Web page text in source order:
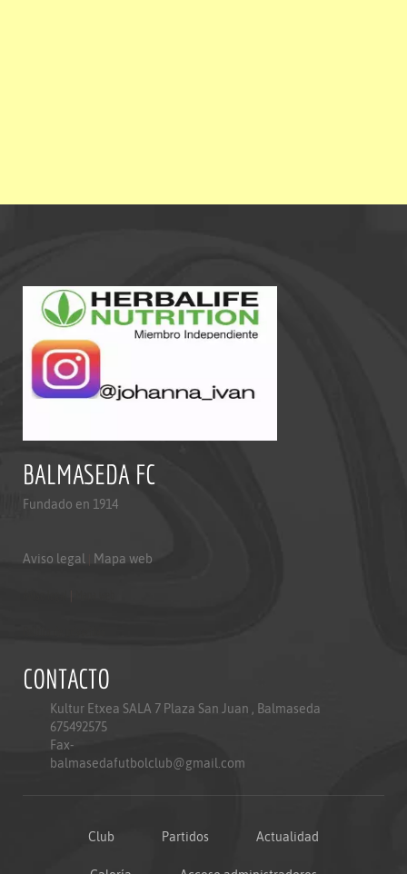
BALMASEDA FC
Fundado en 1914
Aviso legal Mapa web
CONTACTO
Kultur Etxea SALA 7 Plaza San Juan , Balmaseda
675492575
Fax-
balmasedafutbolclub@gmail.com
Club Partidos Actualidad